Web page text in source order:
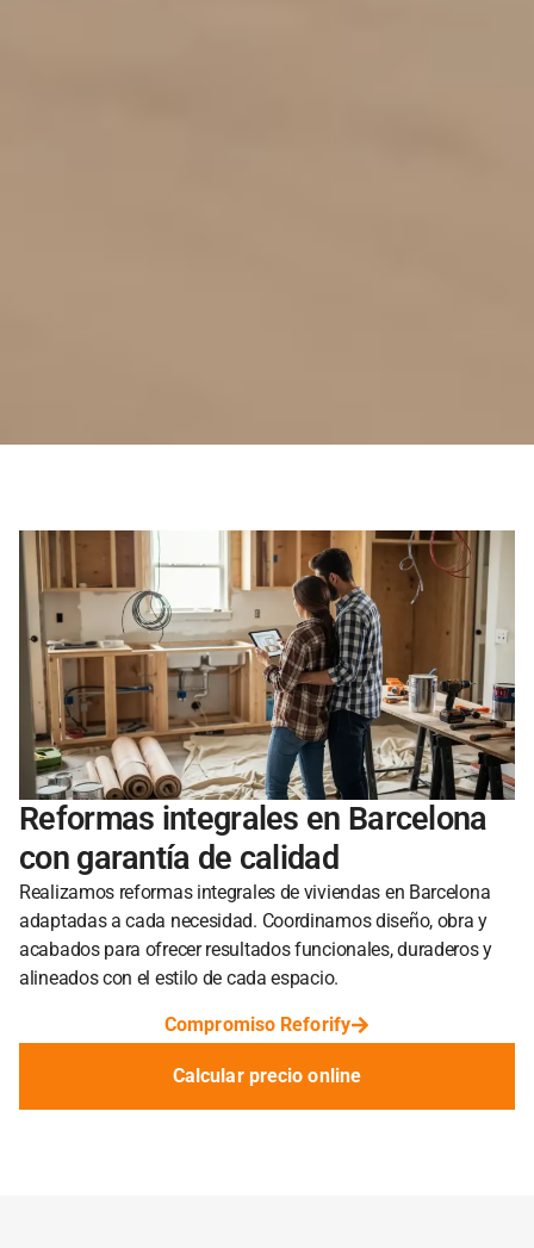
Reformas integrales en Barcelona
con garantía de calidad
Realizamos reformas integrales de viviendas en Barcelona
adaptadas a cada necesidad. Coordinamos diseño, obra y
acabados para ofrecer resultados funcionales, duraderos y
alineados con el estilo de cada espacio.
Calcular precio online
Compromiso Reforify